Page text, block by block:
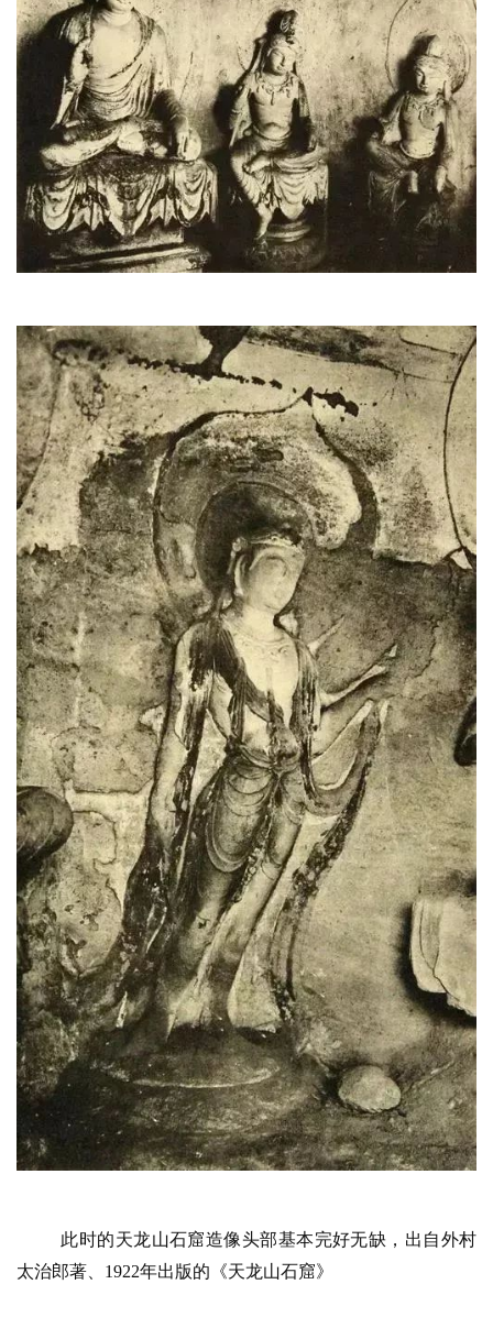
此时的天龙山石窟造像头部基本完好无缺，出自外村
太治郎著、1922年出版的《天龙山石窟》